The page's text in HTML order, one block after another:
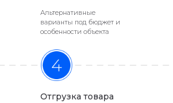
Альтернативные
варианты под бюджет и
особенности объекта
Отгрузка товара